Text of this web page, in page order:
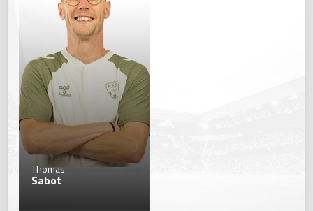
Thomas
Sabot